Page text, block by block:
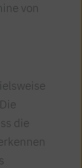
von
die